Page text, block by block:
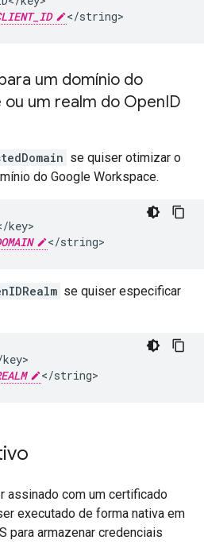
</string>
um domínio do
um realm do OpenID
se quiser otimizar o
do Google Workspace.
key>
</string>
se quiser especificar
key>
</string>
assinado com um certificado
executado de forma nativa em
para armazenar credenciais